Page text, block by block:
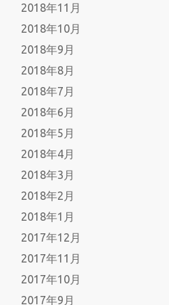
2018年11月
2018年10月
2018年9月
2018年8月
2018年7月
2018年6月
2018年5月
2018年4月
2018年3月
2018年2月
2018年1月
2017年12月
2017年11月
2017年10月
2017年9月